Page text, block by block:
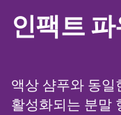
인팩트
액상 샴푸와 동일
활성화되는 분말